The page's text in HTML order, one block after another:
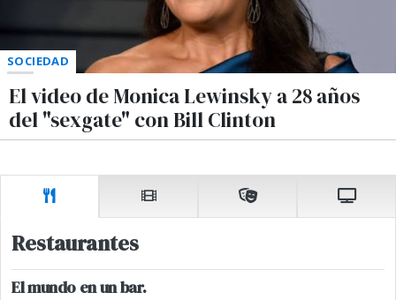
SOCIEDAD
El video de Monica Lewinsky a 28 años
del "sexgate" con Bill Clinton
Restaurantes
El mundo en un bar.